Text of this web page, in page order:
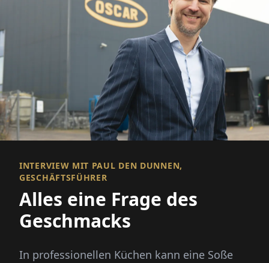
INTERVIEW MIT PAUL DEN DUNNEN,
GESCHÄFTSFÜHRER
Alles eine Frage des
Geschmacks
In professionellen Küchen kann eine Soße